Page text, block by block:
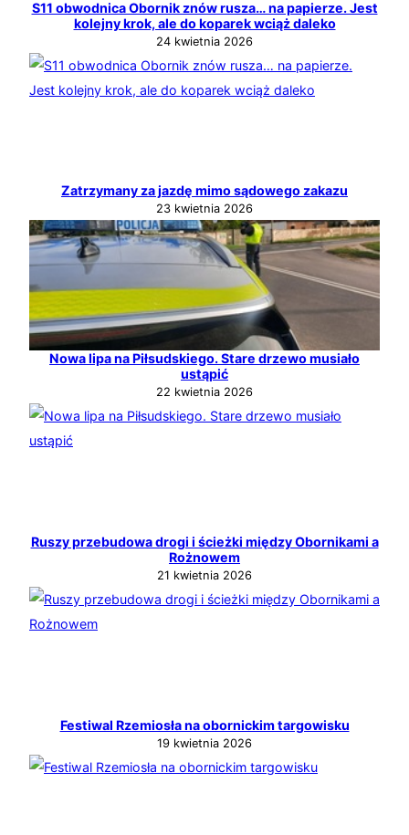
S11 obwodnica Obornik znów rusza… na papierze. Jest
kolejny krok, ale do koparek wciąż daleko
24 kwietnia 2026
Zatrzymany za jazdę mimo sądowego zakazu
23 kwietnia 2026
Nowa lipa na Piłsudskiego. Stare drzewo musiało
ustąpić
22 kwietnia 2026
Ruszy przebudowa drogi i ścieżki między Obornikami a
Rożnowem
21 kwietnia 2026
Festiwal Rzemiosła na obornickim targowisku
19 kwietnia 2026